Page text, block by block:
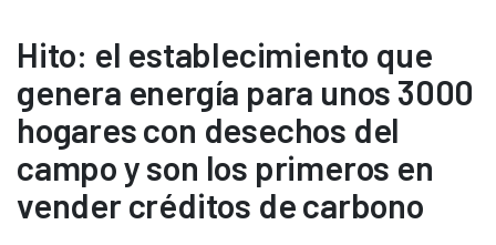
Hito: el establecimiento que
genera energía para unos 3000
hogares con desechos del
campo y son los primeros en
vender créditos de carbono